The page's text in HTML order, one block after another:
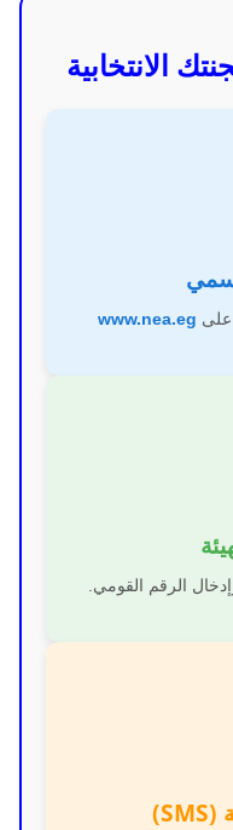
الانتخابية
www.nea.eg